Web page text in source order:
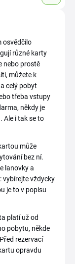
osvědčilo
různé karty
nebo prostě
můžete k
celý pobyt
třeba vstupy
někdy je
Ale i tak se to
může
bez ní.
lanovky a
vybírejte vždycky
je to v popisu
platí už od
pobytu, někde
rezervací
opravdu